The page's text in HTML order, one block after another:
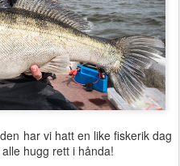
har vi hatt en like fiskerik dag
hugg rett i hånda!